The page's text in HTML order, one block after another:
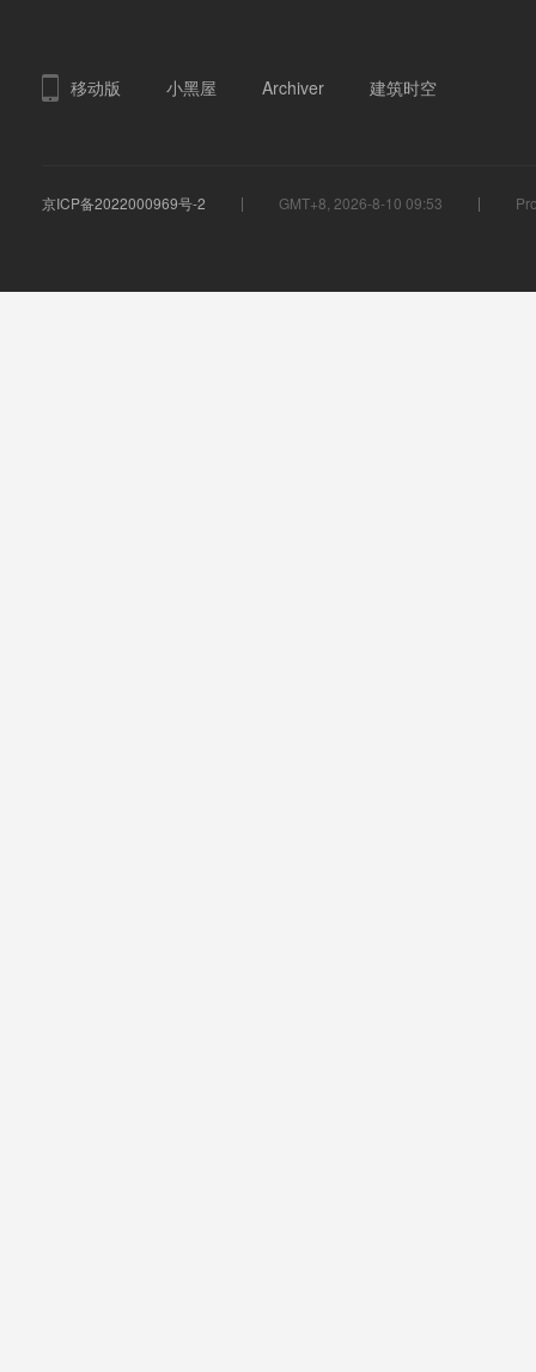
移动版 小黑屋 Archiver 建筑时空
京ICP备2022000969号-2 GMT+8, 2026-8-10 09:53